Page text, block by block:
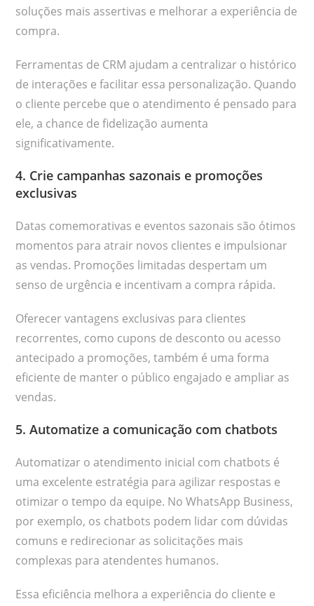
soluções mais assertivas e melhorar a experiência de
compra.
Ferramentas de CRM ajudam a centralizar o histórico
de interações e facilitar essa personalização. Quando
o cliente percebe que o atendimento é pensado para
ele, a chance de fidelização aumenta
significativamente.
4. Crie campanhas sazonais e promoções
exclusivas
Datas comemorativas e eventos sazonais são ótimos
momentos para atrair novos clientes e impulsionar
as vendas. Promoções limitadas despertam um
senso de urgência e incentivam a compra rápida.
Oferecer vantagens exclusivas para clientes
recorrentes, como cupons de desconto ou acesso
antecipado a promoções, também é uma forma
eficiente de manter o público engajado e ampliar as
vendas.
5. Automatize a comunicação com chatbots
Automatizar o atendimento inicial com chatbots é
uma excelente estratégia para agilizar respostas e
otimizar o tempo da equipe. No WhatsApp Business,
por exemplo, os chatbots podem lidar com dúvidas
comuns e redirecionar as solicitações mais
complexas para atendentes humanos.
Essa eficiência melhora a experiência do cliente e